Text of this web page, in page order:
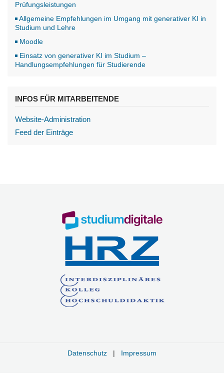
Prüfungsleistungen
Allgemeine Empfehlungen im Umgang mit generativer KI in
Studium und Lehre
Moodle
Einsatz von generativer KI im Studium –
Handlungsempfehlungen für Studierende
INFOS FÜR MITARBEITENDE
Website-Administration
Feed der Einträge
Datenschutz | Impressum